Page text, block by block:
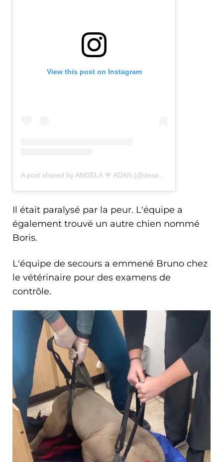
View this post on Instagram
Il était paralysé par la peur. L'équipe a
également trouvé un autre chien nommé
Boris.
L'équipe de secours a emmené Bruno chez
le vétérinaire pour des examens de
contrôle.